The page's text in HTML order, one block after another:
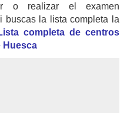
o realizar el examen
buscas la lista completa la
completa de centros
Huesca